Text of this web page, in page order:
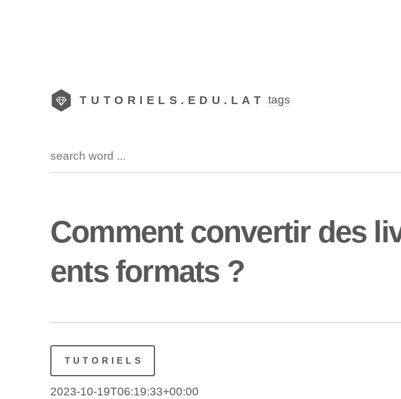
TUTORIELS.EDU.LAT tags
Comment convertir des
ents formats ?
TUTORIELS
2023-10-19T06:19:33+00:00